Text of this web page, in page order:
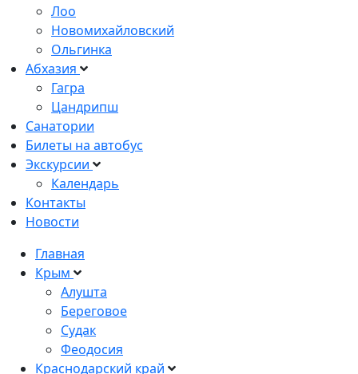
Лоо
Новомихайловский
Ольгинка
Абхазия
Гагра
Цандрипш
Санатории
Билеты на автобус
Экскурсии
Календарь
Контакты
Новости
Главная
Крым
Алушта
Береговое
Судак
Феодосия
Краснодарский край